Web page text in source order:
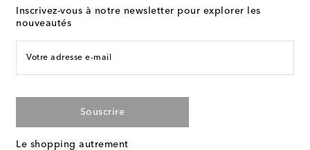
Inscrivez-vous à notre newsletter pour explorer les
nouveautés
Votre adresse e-mail
Souscrire
Le shopping autrement